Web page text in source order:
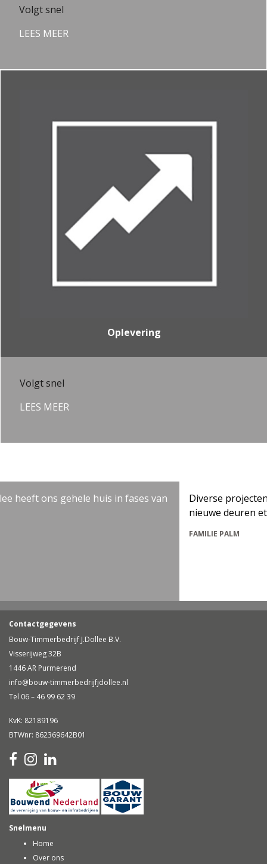
Volgt snel
LEES MEER
Oplevering
Volgt snel
LEES MEER
ons gehele huis in fases van
Diverse projecten in
nieuwe deuren etc.
FAMILIE PALM
Contactgegevens
Bouw-Timmerbedrijf J.Dollee B.V.
Visserijweg 32B
1446 AR Purmerend
info@bouw-timmerbedrijfjdollee.nl
Tel 06 – 46 99 62 39
KvK: 82189196
BTWnr: 862369642B01
Snelmenu
Home
Over ons